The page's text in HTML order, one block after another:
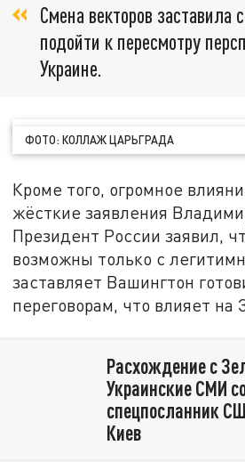
Смена векторов заставила
подойти к пересмотру
Украине.
ФОТО: КОЛЛАЖ ЦАРЬГРАДА
Кроме того, огромное
жёсткие заявления
Президент России заявил,
возможны только с
заставляет Вашингтон
переговорам, что влияет на
Расхождение с
Украинские СМИ
спецпосланник
Киев